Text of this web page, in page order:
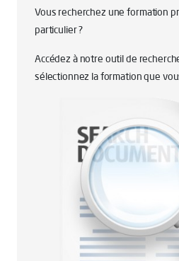
Vous recherchez une formation
particulier ?
Accédez à notre outil de
sélectionnez la formation que